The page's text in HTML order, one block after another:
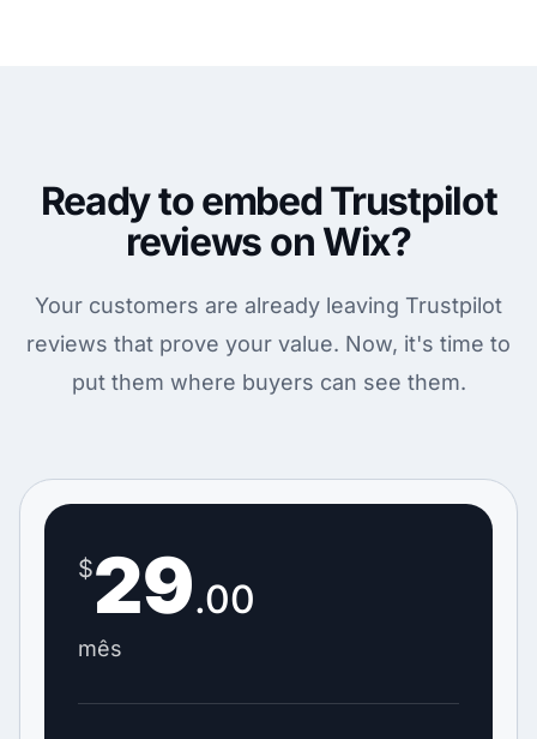
Ready to embed Trustpilot
reviews on Wix?
Your customers are already leaving Trustpilot
reviews that prove your value. Now, it's time to
put them where buyers can see them.
$29.00
mês